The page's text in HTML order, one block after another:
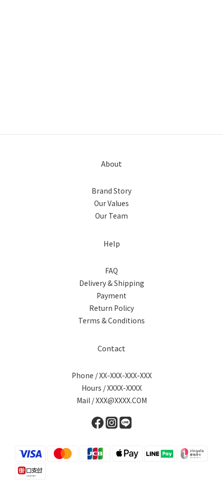
About
Brand Story
Our Values
Our Team
Help
FAQ
Delivery & Shipping
Payment
Return Policy
Terms & Conditions
Contact
Phone / XX-XXX-XXX-XXX
Hours / XXXX-XXXX
Mail / XXX@XXXX.COM